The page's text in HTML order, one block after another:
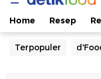
Home Resep
Terpopuler